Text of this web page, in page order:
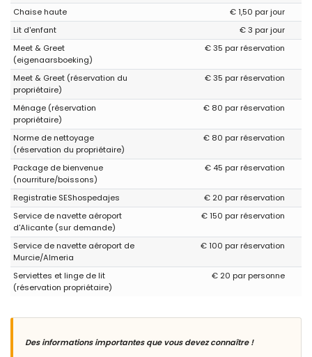
Chaise haute
€ 1,50 par jour
Lit d'enfant
€ 3 par jour
Meet & Greet
(eigenaarsboeking)
€ 35 par réservation
Meet & Greet (réservation du
propriétaire)
€ 35 par réservation
Ménage (réservation
propriétaire)
€ 80 par réservation
Norme de nettoyage
(réservation du propriétaire)
€ 80 par réservation
Package de bienvenue
(nourriture/boissons)
€ 45 par réservation
Registratie SEShospedajes
€ 20 par réservation
Service de navette aéroport
d'Alicante (sur demande)
€ 150 par réservation
Service de navette aéroport de
Murcie/Almeria
€ 100 par réservation
Serviettes et linge de lit
(réservation propriétaire)
€ 20 par personne
Des informations importantes que vous devez connaître !